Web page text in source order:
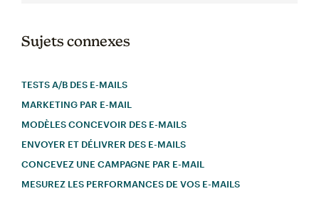
Sujets connexes
TESTS A/B DES E-MAILS
MARKETING PAR E-MAIL
MODÈLES CONCEVOIR DES E-MAILS
ENVOYER ET DÉLIVRER DES E-MAILS
CONCEVEZ UNE CAMPAGNE PAR E-MAIL
MESUREZ LES PERFORMANCES DE VOS E-MAILS